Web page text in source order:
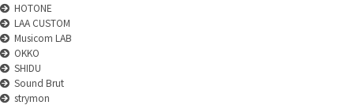
HOTONE
LAA CUSTOM
Musicom LAB
OKKO
SHIDU
Sound Brut
strymon